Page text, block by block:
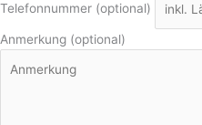
Telefonnummer (optional)
Anmerkung (optional)